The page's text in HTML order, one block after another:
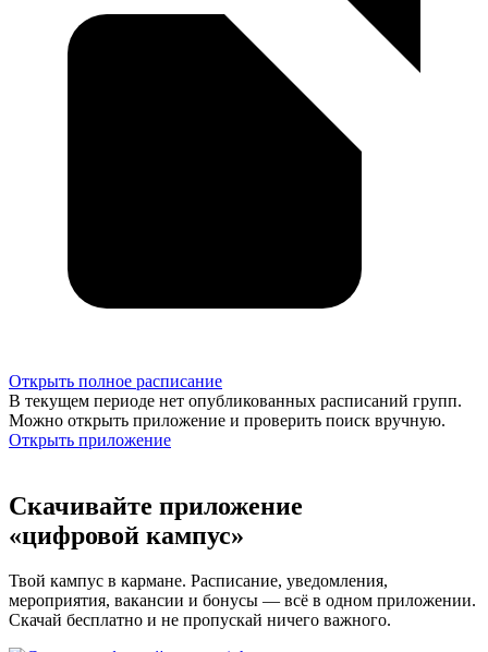
Открыть полное расписание
В текущем периоде нет опубликованных расписаний групп.
Можно открыть приложение и проверить поиск вручную.
Открыть приложение
Скачивайте приложение
«цифровой кампус»
Твой кампус в кармане. Расписание, уведомления,
мероприятия, вакансии и бонусы — всё в одном приложении.
Скачай бесплатно и не пропускай ничего важного.